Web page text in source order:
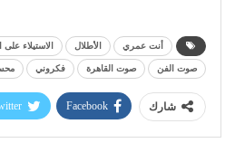
أنت عمري الأطلال الاستيلاء
صوت الفن صوت القاهرة فكروني
شارك Facebook